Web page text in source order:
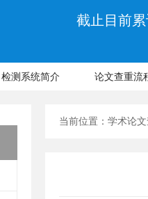
截止目前
检测系统简介 论文查重流
当前位置： 学术论